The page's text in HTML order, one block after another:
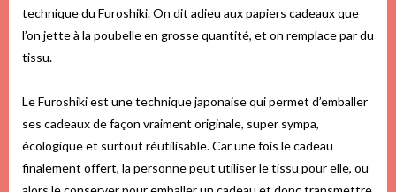
technique du Furoshiki. On dit adieu aux papiers cadeaux que
l’on jette à la poubelle en grosse quantité, et on remplace par du
tissu.
Le Furoshiki est une technique japonaise qui permet d’emballer
ses cadeaux de façon vraiment originale, super sympa,
écologique et surtout réutilisable. Car une fois le cadeau
finalement offert, la personne peut utiliser le tissu pour elle, ou